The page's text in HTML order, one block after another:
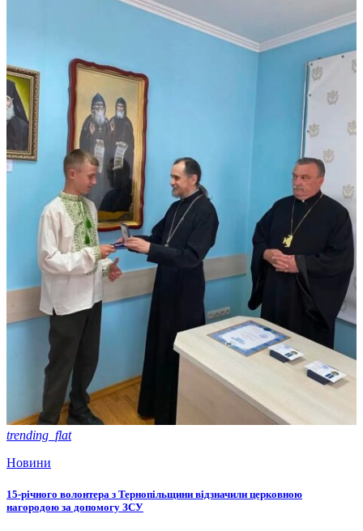
trending_flat
Новини
15-річного волонтера з Тернопільщини відзначили церковною
нагородою за допомогу ЗСУ